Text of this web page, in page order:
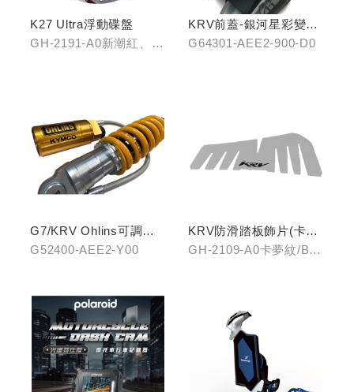
K27 Ultra浮動碟盤
GH-2191-A0新潮紅、
KRV前蓋-銀河星彩變色
龍
G64301-AEE2-900-D0
G7/KRV Ohlins可調避
震器
G52400-AEE2-Y00
KRV防滑踏板飾片(卡夢
紋/金屬髮絲)
GH-2109-A0卡夢紋/B0